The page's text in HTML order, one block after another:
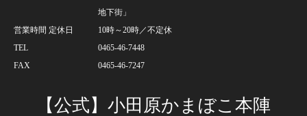
地下街」
営業時間 定休日
10時～20時／不定休
TEL
0465-46-7448
FAX
0465-46-7247
【公式】小田原かまぼこ本陣